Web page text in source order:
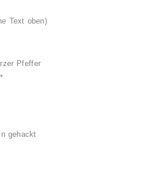
Text oben)
Pfeffer
*
gehackt